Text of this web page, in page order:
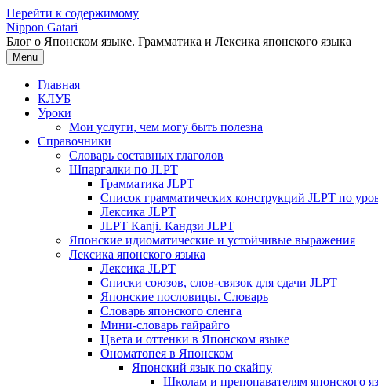
Перейти к содержимому
Nippon Gatari
Блог о Японском языке. Грамматика и Лексика японского языка
Menu
Главная
КЛУБ
Уроки
Мои услуги, чем могу быть полезна
Справочники
Словарь составных глаголов
Шпаргалки по JLPT
Грамматика JLPT
Список грамматических конструкций JLPT по
Лексика JLPT
JLPT Kanji. Кандзи JLPT
Японские идиоматические и устойчивые выражения
Лексика японского языка
Лексика JLPT
Списки союзов, слов-связок для сдачи JLPT
Японские пословицы. Словарь
Словарь японского сленга
Мини-словарь гайрайго
Цвета и оттенки в Японском языке
Ономатопея в Японском
Японский язык по скайпу
Школам и препопавателям японского